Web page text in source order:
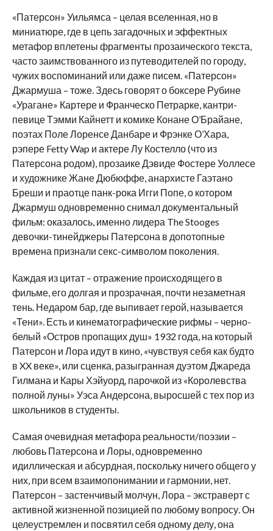
«Патерсон» Уильямса – целая вселенная, но в
миниатюре, где в цепь загадочных и эффектных
метафор вплетены фрагменты прозаического текста,
часто заимствованного из путеводителей по городу,
чужих воспоминаний или даже писем. «Патерсон»
Джармуша – тоже. Здесь говорят о боксере Рубине
«Урагане» Картере и Франческо Петрарке, кантри-
певице Тэмми Кайнетт и комике Конане О’Брайане,
поэтах Поле Лоренсе Данбаре и Фрэнке О’Хара,
рэпере Fetty Wap и актере Лу Костелло (что из
Патерсона родом), прозаике Дэвиде Фостере Уоллесе
и художнике Жане Дюбюффе, анархисте Гаэтано
Бреши и праотце панк-рока Игги Попе, о котором
Джармуш одновременно снимал документальный
фильм: оказалось, именно лидера The Stooges
девочки-тинейджеры Патерсона в допотопные
времена признали секс-символом поколения.
Каждая из цитат – отражение происходящего в
фильме, его долгая и прозрачная, почти незаметная
тень. Недаром бар, где выпивает герой, называется
«Тени». Есть и кинематографические рифмы – черно-
белый «Остров пропащих душ» 1932 года, на который
Патерсон и Лора идут в кино, «чувствуя себя как будто
в XX веке», или сценка, разыгранная дуэтом Джареда
Гилмана и Кары Хэйуорд, парочкой из «Королевства
полной луны» Уэса Андерсона, выросшей с тех пор из
школьников в студенты.
Самая очевидная метафора реальности/поэзии –
любовь Патерсона и Лоры, одновременно
идиллическая и абсурдная, поскольку ничего общего у
них, при всем взаимопонимании и гармонии, нет.
Патерсон – застенчивый молчун, Лора – экстраверт с
активной жизненной позицией по любому вопросу. Он
целеустремлен и посвятил себя одному делу, она